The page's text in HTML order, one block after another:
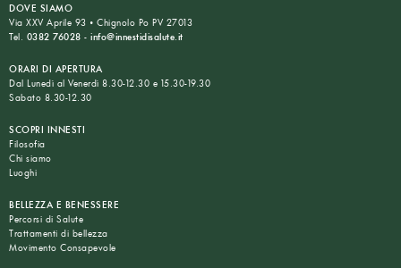
DOVE SIAMO
Via XXV Aprile 93 • Chignolo Po PV 27013
Tel. 0382 76028 - info@innestidisalute.it
ORARI DI APERTURA
Dal Lunedì al Venerdì 8.30-12.30 e 15.30-19.30
Sabato 8.30-12.30
SCOPRI INNESTI
Filosofia
Chi siamo
Luoghi
BELLEZZA E BENESSERE
Percorsi di Salute
Trattamenti di bellezza
Movimento Consapevole